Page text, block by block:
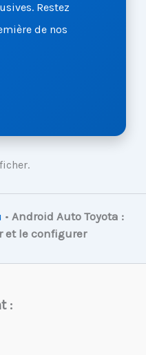
Restez
de nos
• Android Auto Toyota :
et le configurer
: